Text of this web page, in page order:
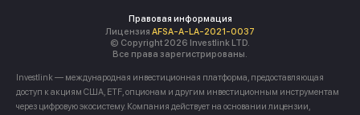
Правовая информация
Лицензия AFSA-A-LA-2021-0037
© Copyright 2026 Investlink LTD.
Все права зарегистрированы.
Investlink — международная инвестиционная платформа, предоставляющая
доступ к акциям США, ETF, опционам и другим инвестиционным инструментам
через цифровую экосистему. Компания действует на основании лицензии,